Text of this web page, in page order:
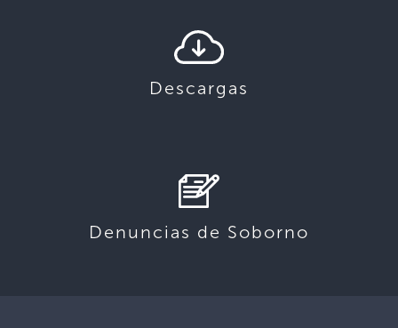
Descargas
Denuncias de Soborno